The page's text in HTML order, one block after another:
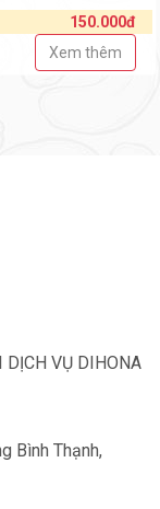
150.000đ
Xem thêm
DỊCH VỤ DIHONA
Bình Thạnh,